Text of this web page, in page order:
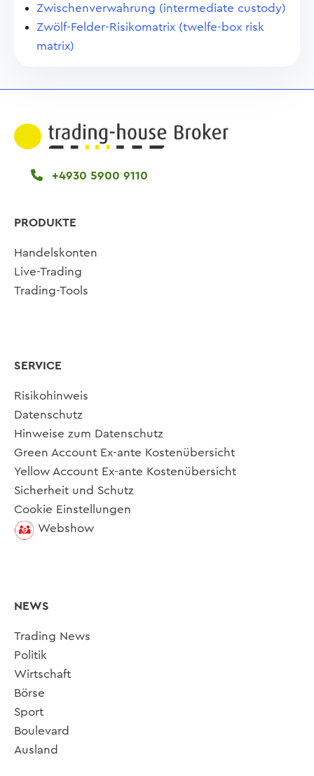
Zwischenverwahrung (intermediate custody)
Zwölf-Felder-Risikomatrix (twelfe-box risk
matrix)
+4930 5900 9110
PRODUKTE
Handelskonten
Live-Trading
Trading-Tools
SERVICE
Risikohinweis
Datenschutz
Hinweise zum Datenschutz
Green Account Ex-ante Kostenübersicht
Yellow Account Ex-ante Kostenübersicht
Sicherheit und Schutz
Cookie Einstellungen
Webshow
NEWS
Trading News
Politik
Wirtschaft
Börse
Sport
Boulevard
Ausland